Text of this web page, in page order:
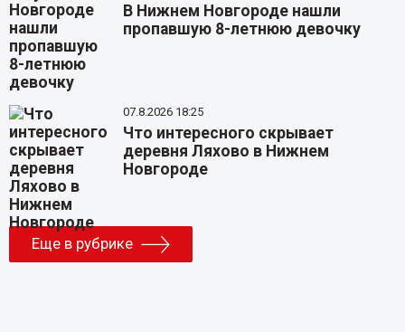
В Нижнем Новгороде нашли
пропавшую 8-летнюю девочку
07.8.2026 18:25
Что интересного скрывает
деревня Ляхово в Нижнем
Новгороде
Еще в рубрике